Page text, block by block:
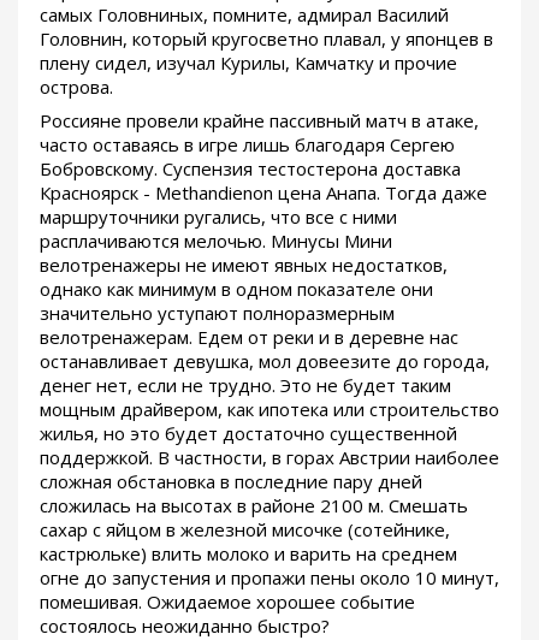
самых Головниных, помните, адмирал Василий
Головнин, который кругосветно плавал, у японцев в
плену сидел, изучал Курилы, Камчатку и прочие
острова.
Россияне провели крайне пассивный матч в атаке,
часто оставаясь в игре лишь благодаря Сергею
Бобровскому. Суспензия тестостерона доставка
Красноярск - Methandienon цена Анапа. Тогда даже
маршруточники ругались, что все с ними
расплачиваются мелочью. Минусы Мини
велотренажеры не имеют явных недостатков,
однако как минимум в одном показателе они
значительно уступают полноразмерным
велотренажерам. Едем от реки и в деревне нас
останавливает девушка, мол довеезите до города,
денег нет, если не трудно. Это не будет таким
мощным драйвером, как ипотека или строительство
жилья, но это будет достаточно существенной
поддержкой. В частности, в горах Австрии наиболее
сложная обстановка в последние пару дней
сложилась на высотах в районе 2100 м. Смешать
сахар с яйцом в железной мисочке (сотейнике,
кастрюльке) влить молоко и варить на среднем
огне до запустения и пропажи пены около 10 минут,
помешивая. Ожидаемое хорошее событие
состоялось неожиданно быстро?